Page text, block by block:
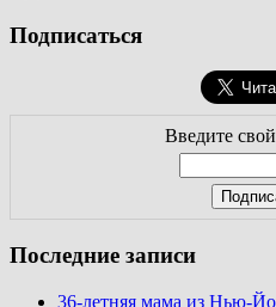
Подписаться
Введите
Последние записи
36-летняя мама из Нью-